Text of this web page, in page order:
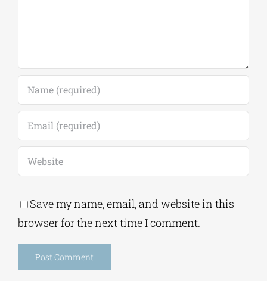
Save my name, email, and website in this
browser for the next time I comment.